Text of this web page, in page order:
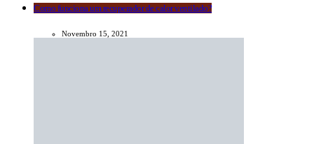
Como funciona um recuperador de calor ventilado?
Novembro 15, 2021